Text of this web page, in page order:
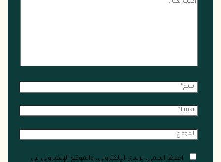
احفظ اسمي، بريدي الإلكتروني، والموقع الإلكتروني في